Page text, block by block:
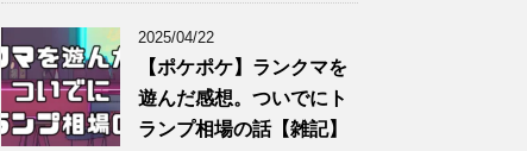
2025/04/22
【ポケポケ】ランクマを
遊んだ感想。ついでにト
ランプ相場の話【雑記】